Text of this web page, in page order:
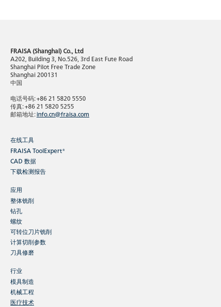
Sphericut
Sphericut 为 3D 加工带来工艺可靠性和加工速度
钢、不锈钢以及钛合金。
FRAISA (Shanghai) Co., Ltd
A202, Building 3, No.526, 3rd East Fute Road
Shanghai Pilot Free Trade Zone
Shanghai 200131
中国
电话号码: +86 21 5820 5550
传真: +86 21 5820 5255
邮箱地址:info.cn@fraisa.com
在线工具
FRAISA ToolExpert®
CAD 数据
下载检测报告
应用
整体铣削
钻孔
螺纹
可转位刀片铣削
计算切削参数
刀具修磨
行业
模具制造
机械工程
医疗技术